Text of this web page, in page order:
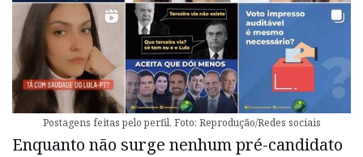
Postagens feitas pelo perfil. Foto: Reprodução/Redes sociais
Enquanto não surge nenhum pré-candidato